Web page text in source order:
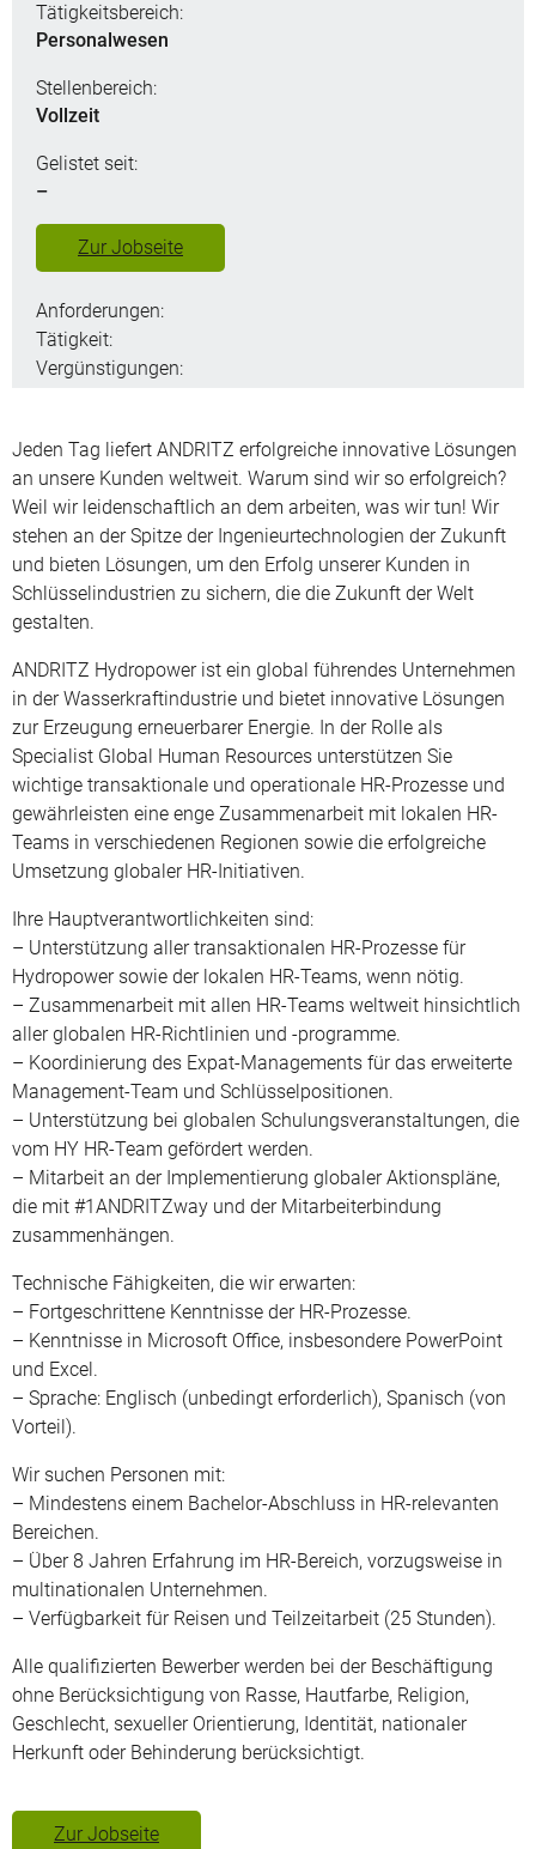
Tätigkeitsbereich:
Personalwesen
Stellenbereich:
Vollzeit
Gelistet seit:
–
Zur Jobseite
Anforderungen:
Tätigkeit:
Vergünstigungen:
Jeden Tag liefert ANDRITZ erfolgreiche innovative Lösungen
an unsere Kunden weltweit. Warum sind wir so erfolgreich?
Weil wir leidenschaftlich an dem arbeiten, was wir tun! Wir
stehen an der Spitze der Ingenieurtechnologien der Zukunft
und bieten Lösungen, um den Erfolg unserer Kunden in
Schlüsselindustrien zu sichern, die die Zukunft der Welt
gestalten.
ANDRITZ Hydropower ist ein global führendes Unternehmen
in der Wasserkraftindustrie und bietet innovative Lösungen
zur Erzeugung erneuerbarer Energie. In der Rolle als
Specialist Global Human Resources unterstützen Sie
wichtige transaktionale und operationale HR-Prozesse und
gewährleisten eine enge Zusammenarbeit mit lokalen HR-
Teams in verschiedenen Regionen sowie die erfolgreiche
Umsetzung globaler HR-Initiativen.
Ihre Hauptverantwortlichkeiten sind:
– Unterstützung aller transaktionalen HR-Prozesse für
Hydropower sowie der lokalen HR-Teams, wenn nötig.
– Zusammenarbeit mit allen HR-Teams weltweit hinsichtlich
aller globalen HR-Richtlinien und -programme.
– Koordinierung des Expat-Managements für das erweiterte
Management-Team und Schlüsselpositionen.
– Unterstützung bei globalen Schulungsveranstaltungen, die
vom HY HR-Team gefördert werden.
– Mitarbeit an der Implementierung globaler Aktionspläne,
die mit #1ANDRITZway und der Mitarbeiterbindung
zusammenhängen.
Technische Fähigkeiten, die wir erwarten:
– Fortgeschrittene Kenntnisse der HR-Prozesse.
– Kenntnisse in Microsoft Office, insbesondere PowerPoint
und Excel.
– Sprache: Englisch (unbedingt erforderlich), Spanisch (von
Vorteil).
Wir suchen Personen mit:
– Mindestens einem Bachelor-Abschluss in HR-relevanten
Bereichen.
– Über 8 Jahren Erfahrung im HR-Bereich, vorzugsweise in
multinationalen Unternehmen.
– Verfügbarkeit für Reisen und Teilzeitarbeit (25 Stunden).
Alle qualifizierten Bewerber werden bei der Beschäftigung
ohne Berücksichtigung von Rasse, Hautfarbe, Religion,
Geschlecht, sexueller Orientierung, Identität, nationaler
Herkunft oder Behinderung berücksichtigt.
Zur Jobseite